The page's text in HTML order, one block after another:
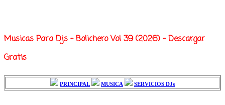
Musicas Para Djs - Bolichero Vol 39 (2026) - Descargar
Gratis
PRINCIPAL MUSICA SERVICIOS DJs